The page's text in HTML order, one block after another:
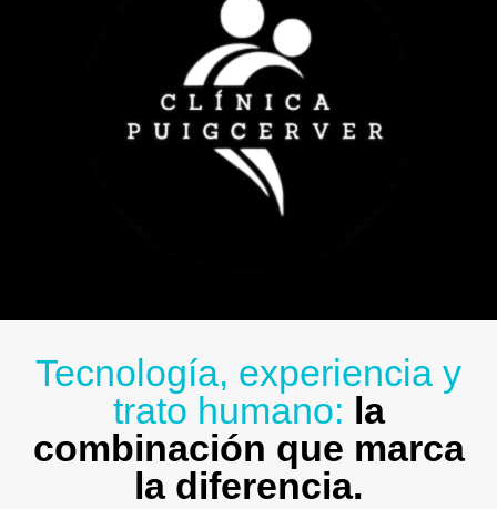
Tecnología, experiencia y
trato humano: la
combinación que marca
la diferencia.